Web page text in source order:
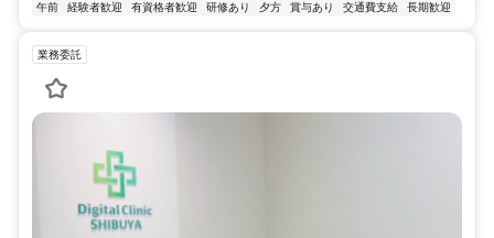
午前
経験者歓迎 有資格者歓迎 研修あり 夕方 賞与あり 交通費支給 長期歓迎
業務委託